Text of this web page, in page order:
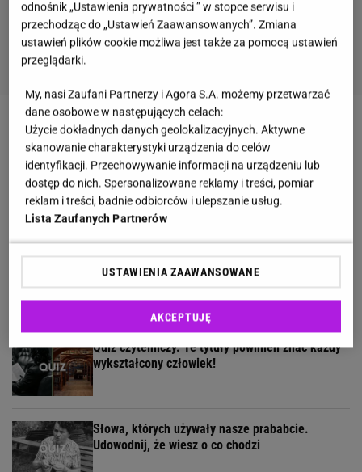
Quiz: polskie miasta. My podajemy 3 hasła, ty
wskazujesz jakie to miasto
Ten quiz wiedzy ogólnej odsieje inteligentnych i
oczytanych od reszty
Łatwy quiz o gotowaniu. Nie musisz być szefem
kuchni, by zdobyć 9/9
Quiz czytelniczy. Te tytuły powinien znać każdy
wykształcony człowiek!
Słowa, których używały nasze prababcie.
Udowodnij, że wiesz o co chodzi
odnośnik „Ustawienia prywatności ” w stopce serwisu i
przechodząc do „Ustawień Zaawansowanych”. Zmiana
ustawień plików cookie możliwa jest także za pomocą ustawień
przeglądarki.
My, nasi Zaufani Partnerzy i Agora S.A. możemy przetwarzać
dane osobowe w następujących celach:
Użycie dokładnych danych geolokalizacyjnych. Aktywne
skanowanie charakterystyki urządzenia do celów
identyfikacji. Przechowywanie informacji na urządzeniu lub
dostęp do nich. Spersonalizowane reklamy i treści, pomiar
reklam i treści, badnie odbiorców i ulepszanie usług.
Lista Zaufanych Partnerów
USTAWIENIA ZAAWANSOWANE
AKCEPTUJĘ